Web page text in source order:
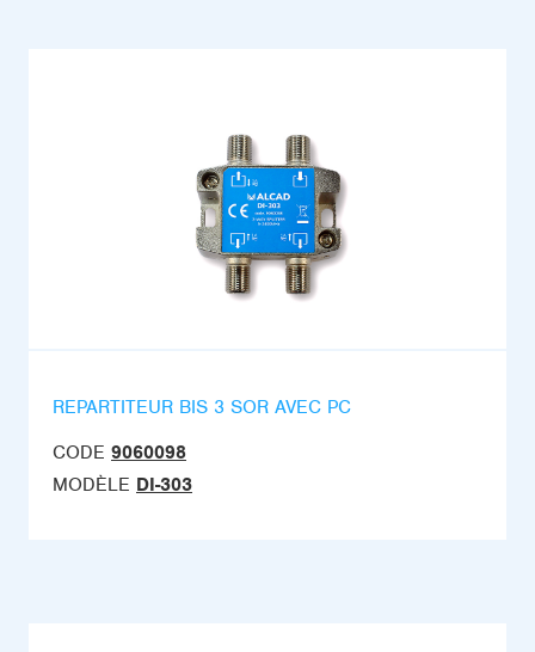
REPARTITEUR BIS 3 SOR AVEC PC
CODE 9060098
MODÈLE DI-303